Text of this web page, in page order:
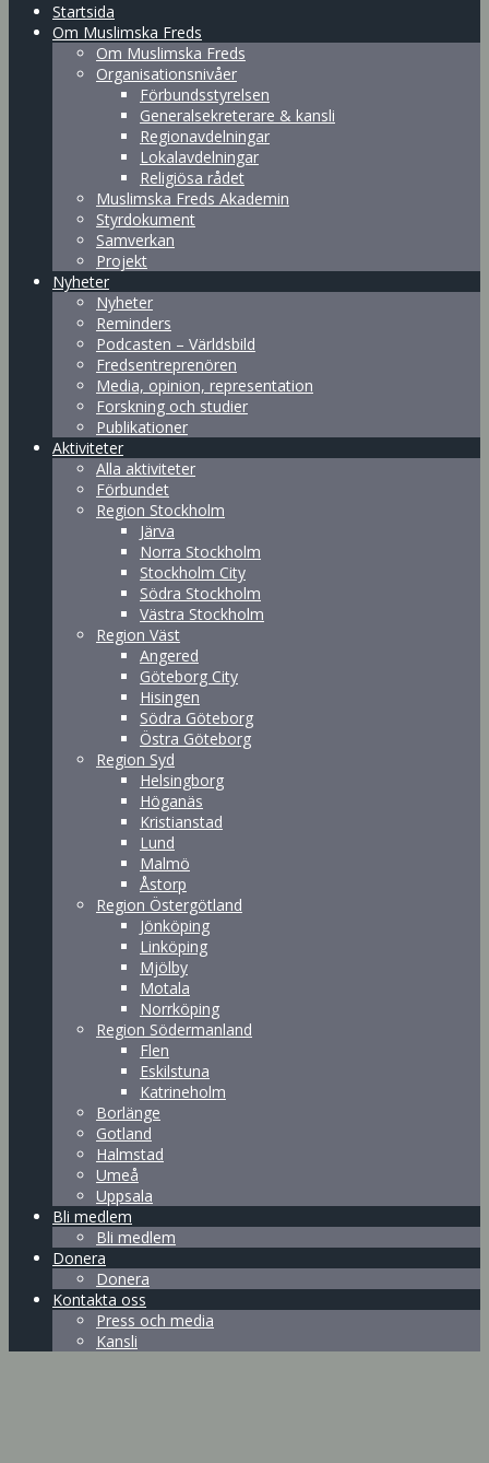
Startsida
Om Muslimska Freds
Om Muslimska Freds
Organisationsnivåer
Förbundsstyrelsen
Generalsekreterare & kansli
Regionavdelningar
Lokalavdelningar
Religiösa rådet
Muslimska Freds Akademin
Styrdokument
Samverkan
Projekt
Nyheter
Nyheter
Reminders
Podcasten – Världsbild
Fredsentreprenören
Media, opinion, representation
Forskning och studier
Publikationer
Aktiviteter
Alla aktiviteter
Förbundet
Region Stockholm
Järva
Norra Stockholm
Stockholm City
Södra Stockholm
Västra Stockholm
Region Väst
Angered
Göteborg City
Hisingen
Södra Göteborg
Östra Göteborg
Region Syd
Helsingborg
Höganäs
Kristianstad
Lund
Malmö
Åstorp
Region Östergötland
Jönköping
Linköping
Mjölby
Motala
Norrköping
Region Södermanland
Flen
Eskilstuna
Katrineholm
Borlänge
Gotland
Halmstad
Umeå
Uppsala
Bli medlem
Bli medlem
Donera
Donera
Kontakta oss
Press och media
Kansli